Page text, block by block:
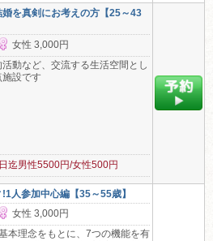
を真剣にお考えの方【25～43
女性 3,000円
動など、交流する生活空間とし
設です
迄男性5500円/女性500円
人参加中心編【35～55歳】
女性 3,000円
本理念をもとに、7つの機能を有